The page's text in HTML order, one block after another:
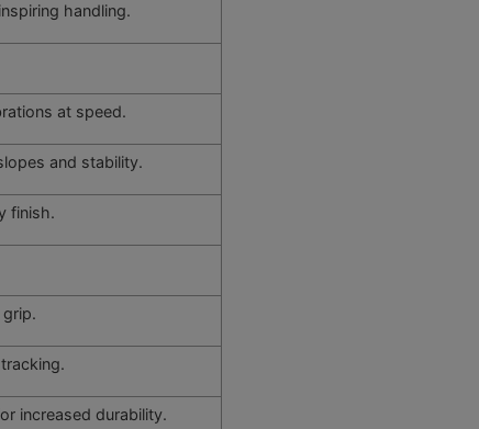
handling.
at speed.
and stability.
finish.
increased durability.